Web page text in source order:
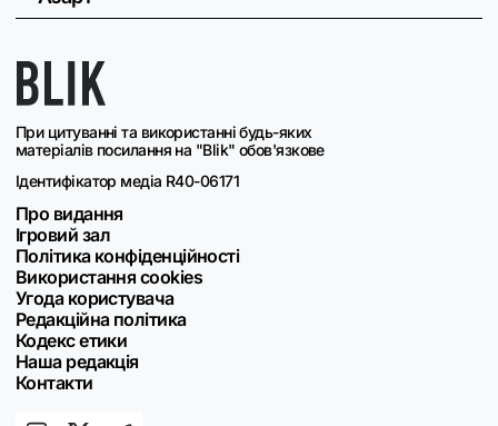
При цитуванні та використанні будь-яких
матеріалів посилання на "Blik" обов'язкове
Ідентифікатор медіа R40-06171
Про видання
Ігровий зал
Політика конфіденційності
Використання cookies
Угода користувача
Редакційна політика
Кодекс етики
Наша редакція
Контакти